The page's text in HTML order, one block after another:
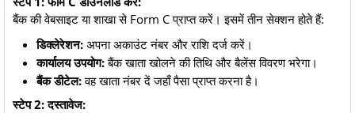
बैंक की वेबसाइट या शाखा से Form C प्राप्त करें। इसमें तीन सेक्शन होते हैं:
डिक्लेरेशन: अपना अकाउंट नंबर और राशि दर्ज करें।
कार्यालय उपयोग:बैंक खाता खोलने की तिथि और बैलेंस विवरण भरेगा।
बैंक डीटेल:वह खाता नंबर दें जहाँ पैसा प्राप्त करना है।
स्टेप 2: दस्तावेज: